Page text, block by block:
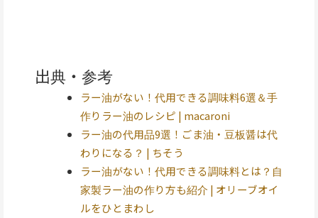
出典・参考
ラー油がない！代用できる調味料6選＆手
作りラー油のレシピ | macaroni
ラー油の代用品9選！ごま油・豆板醤は代
わりになる？ | ちそう
ラー油がない！代用できる調味料とは？自
家製ラー油の作り方も紹介 | オリーブオイ
ルをひとまわし